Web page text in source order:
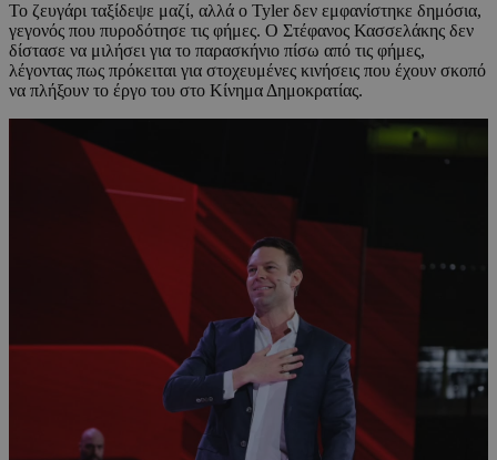
Το ζευγάρι ταξίδεψε μαζί, αλλά ο Tyler δεν εμφανίστηκε δημόσια,
γεγονός που πυροδότησε τις φήμες. Ο Στέφανος Κασσελάκης δεν
δίστασε να μιλήσει για το παρασκήνιο πίσω από τις φήμες,
λέγοντας πως πρόκειται για στοχευμένες κινήσεις που έχουν σκοπό
να πλήξουν το έργο του στο Κίνημα Δημοκρατίας.